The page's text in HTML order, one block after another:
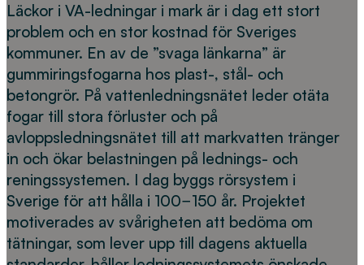
Läckor i VA-ledningar i mark är i dag ett stort
problem och en stor kostnad för Sveriges
kommuner. En av de ”svaga länkarna” är
gummiringsfogarna hos plast-, stål- och
betongrör. På vattenledningsnätet leder otäta
fogar till stora förluster och på
avloppsledningsnätet till att markvatten tränger
in och ökar belastningen på lednings- och
reningssystemen. I dag byggs rörsystem i
Sverige för att hålla i 100−150 år. Projektet
motiverades av svårigheten att bedöma om
tätningar, som lever upp till dagens aktuella